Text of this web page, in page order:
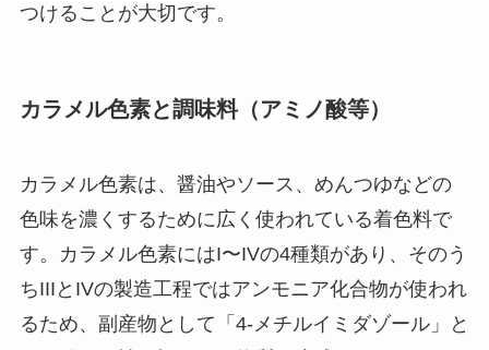
つけることが大切です。
カラメル色素と調味料（アミノ酸等）
カラメル色素は、醤油やソース、めんつゆなどの
色味を濃くするために広く使われている着色料で
す。カラメル色素にはI〜IVの4種類があり、そのう
ちIIIとIVの製造工程ではアンモニア化合物が使われ
るため、副産物として「4-メチルイミダゾール」と